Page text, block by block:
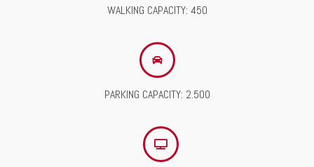
WALKING CAPACITY: 450
PARKING CAPACITY: 2.500